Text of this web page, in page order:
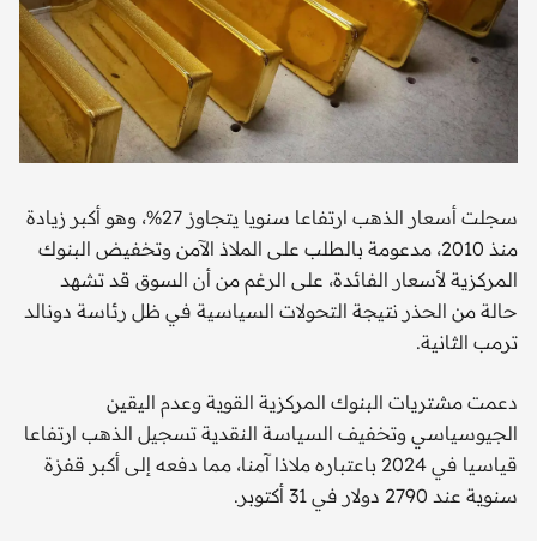
سجلت أسعار الذهب ارتفاعا سنويا يتجاوز 27%، وهو أكبر زيادة
منذ 2010، مدعومة بالطلب على الملاذ الآمن وتخفيض البنوك
المركزية لأسعار الفائدة، على الرغم من أن السوق قد تشهد
حالة من الحذر نتيجة التحولات السياسية في ظل رئاسة دونالد
ترمب الثانية.
دعمت مشتريات البنوك المركزية القوية وعدم اليقين
الجيوسياسي وتخفيف السياسة النقدية تسجيل الذهب ارتفاعا
قياسيا في 2024 باعتباره ملاذا آمنا، مما دفعه إلى أكبر قفزة
سنوية عند 2790 دولار في 31 أكتوبر.